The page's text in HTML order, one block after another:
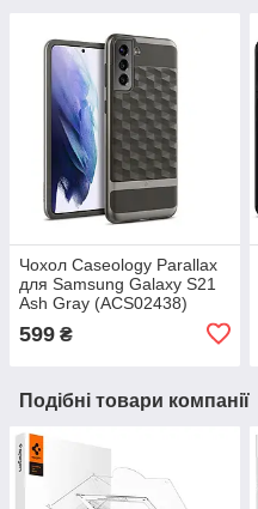
Чохол Caseology Parallax
для Samsung Galaxy S21
Ash Gray (ACS02438)
599 ₴
Подібні товари компанії